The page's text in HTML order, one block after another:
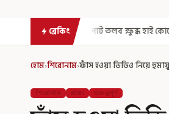
ব্রেকিং
ক্ষুব্ধ হাই কোর্টের থেঁতলানো মাথা-
হোম›শিরোনাম›ফাঁস হওয়া ভিডিও নিয়ে
শিরোনাম রাজ্য গুরুত্বপূর্ণ